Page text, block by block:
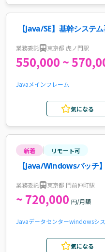
【Java/SE】基幹システ
業務委託 東京都 虎ノ門駅
550,000 ~
Java メインフレーム
気になる
新着 リモート可
【Java/Windowsバッチ
業務委託 東京都 門前仲町駅
~ 720,000 円/月額
Javaデータセンターwindowsシ
気になる